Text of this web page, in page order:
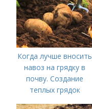
Когда лучше вносить
навоз на грядку в
почву. Создание
теплых грядок